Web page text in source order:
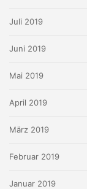
Juli 2019
Juni 2019
Mai 2019
April 2019
März 2019
Februar 2019
Januar 2019